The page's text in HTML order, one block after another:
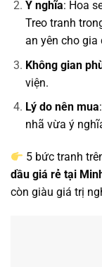
Ý nghĩa: Hoa
Treo tranh
an yên cho gia
Không gian
viện.
Lý do nên mua
nhã vừa ý
5 bức tranh
dầu giá rẻ tại
còn giàu giá trị